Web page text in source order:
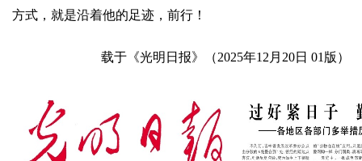
方式，就是沿着他的足迹，前行！
载于《光明日报》（2025年12月20日 01版）